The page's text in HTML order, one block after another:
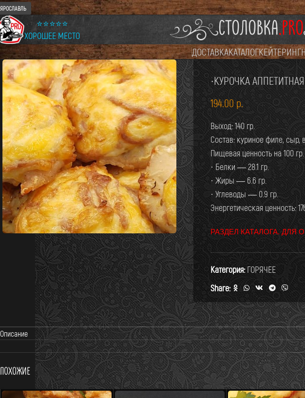
ЯРОСЛАВЛЬ
⭐⭐⭐⭐⭐
ХОРОШЕЕ МЕСТО
СТОЛОВКА.PRO
ДОСТАВКАКАТАЛОГКЕЙТЕРИНГ
·КУРОЧКА АППЕТИТНАЯ
194.00р.
Выход: 140 гр.
Состав: куриное филе, сыр,
Пищевая ценность на 100
· Белки — 28.1 гр.
· Жиры — 6.6 гр.
· Углеводы — 0.9 гр.
Энергетическая ценность:
РАЗДЕЛ КАТАЛОГА. ДЛЯ
Категория:ГОРЯЧЕЕ
Share:
Описание
Похожие